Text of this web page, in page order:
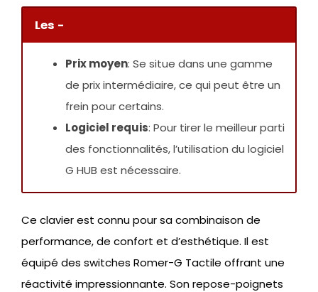
Les -
Prix moyen: Se situe dans une gamme
de prix intermédiaire, ce qui peut être un
frein pour certains.
Logiciel requis: Pour tirer le meilleur parti
des fonctionnalités, l’utilisation du logiciel
G HUB est nécessaire.
Ce clavier est connu pour sa combinaison de
performance, de confort et d’esthétique. Il est
équipé des switches Romer-G Tactile offrant une
réactivité impressionnante. Son repose-poignets